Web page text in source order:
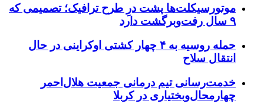
موتورسیکلت‌ها پشت درِ طرح ترافیک؛ تصمیمی که
۹ سال رفت‌وبرگشت دارد
حمله روسیه به ۴ چهار کشتی اوکراینی در حال
انتقال سلاح
خدمت‌رسانی تیم درمانی جمعیت هلال‌احمر
چهارمحال‌وبختیاری در کربلا